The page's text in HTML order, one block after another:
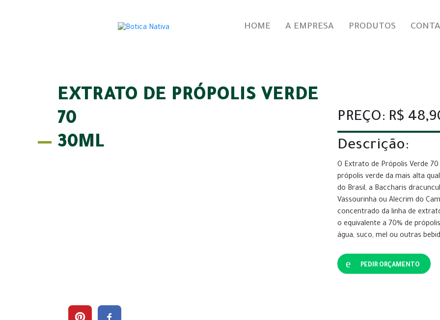
HOME A EMPRESA PRODUTOS
EXTRATO DE PRÓPOLIS VERDE
70
30ML
PREÇO: R$
Descrição:
O Extrato de Própolis Verde
própolis verde da mais alta
do Brasil, a Baccharis
Vassourinha ou Alecrim do
concentrado da linha de
o equivalente a 70% de
água, suco, mel ou outras
PEDIR ORÇAMENTO